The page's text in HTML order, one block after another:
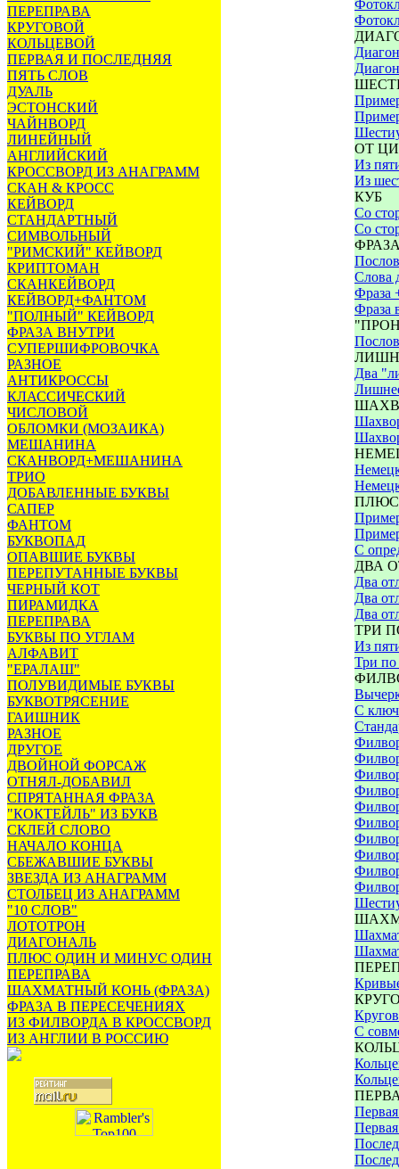
ПЕРЕПРАВА
КРУГОВОЙ
КОЛЬЦЕВОЙ
ПЕРВАЯ И ПОСЛЕДНЯЯ
ПЯТЬ СЛОВ
ДУАЛЬ
ЭСТОНСКИЙ
ЧАЙНВОРД
ЛИНЕЙНЫЙ
АНГЛИЙСКИЙ
КРОССВОРД ИЗ АНАГРАММ
СКАН & КРОСС
КЕЙВОРД
СТАНДАРТНЫЙ
СИМВОЛЬНЫЙ
"РИМСКИЙ" КЕЙВОРД
КРИПТОМАН
СКАНКЕЙВОРД
КЕЙВОРД+ФАНТОМ
"ПОЛНЫЙ" КЕЙВОРД
ФРАЗА ВНУТРИ
СУПЕРШИФРОВОЧКА
РАЗНОЕ
АНТИКРОССЫ
КЛАССИЧЕСКИЙ
ЧИСЛОВОЙ
ОБЛОМКИ (МОЗАИКА)
МЕШАНИНА
СКАНВОРД+МЕШАНИНА
ТРИО
ДОБАВЛЕННЫЕ БУКВЫ
САПЕР
ФАНТОМ
БУКВОПАД
ОПАВШИЕ БУКВЫ
ПЕРЕПУТАННЫЕ БУКВЫ
ЧЕРНЫЙ КОТ
ПИРАМИДКА
ПЕРЕПРАВА
БУКВЫ ПО УГЛАМ
АЛФАВИТ
"ЕРАЛАШ"
ПОЛУВИДИМЫЕ БУКВЫ
БУКВОТРЯСЕНИЕ
ГАИШНИК
РАЗНОЕ
ДРУГОЕ
ДВОЙНОЙ ФОРСАЖ
ОТНЯЛ-ДОБАВИЛ
СПРЯТАННАЯ ФРАЗА
"КОКТЕЙЛЬ" ИЗ БУКВ
СКЛЕЙ СЛОВО
НАЧАЛО КОНЦА
СБЕЖАВШИЕ БУКВЫ
ЗВЕЗДА ИЗ АНАГРАММ
СТОЛБЕЦ ИЗ АНАГРАММ
"10 СЛОВ"
ЛОТОТРОН
ДИАГОНАЛЬ
ПЛЮС ОДИН И МИНУС ОДИН
ПЕРЕПРАВА
ШАХМАТНЫЙ КОНЬ (ФРАЗА)
ФРАЗА В ПЕРЕСЕЧЕНИЯХ
ИЗ ФИЛВОРДА В КРОССВОРД
ИЗ АНГЛИИ В РОССИЮ
ОТ
Из
Из
КУБ
Со
Со
Слова
Фраза
Фраза
Два
С
ДВА
Два
Два
Два
ТРИ
Из
Три по
С
С